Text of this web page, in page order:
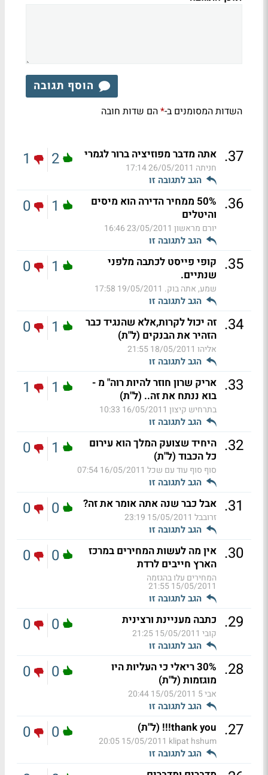
הוסף תגובה
השדות המסומנים ב-*הם שדות חובה
37
. אתה מדבר מפוזיציה ברור לגמרי
חניתה 26/05/2011 17:14
הגב לתגובה זו
2
1
36
.
50% ממחיר הדירה הוא מיסים
והיטלים
יורם מראשון 23/05/2011 16:46
הגב לתגובה זו
1
0
35
. קופי פייסט לכתבה מלפני
שנתיים.
שמע, אתה בוק. 19/05/2011 17:58
הגב לתגובה זו
1
0
34
. זה יכול לקרות,אלא שהנגיד כבר
הזהיר את הבנקים (ל"ת)
אליהו 18/05/2011 21:55
הגב לתגובה זו
1
0
33
. אריק שרון חוזר להיות רוה" מ -
בוא ננתח את זה.. (ל"ת)
בתרחיש קיצון 16/05/2011 10:33
הגב לתגובה זו
1
1
32
. היחיד שצועק המלך הוא עירום
כל הכבוד (ל"ת)
סוף סוף עוד עם שכל 16/05/2011 07:54
הגב לתגובה זו
1
0
31
. אבל כבר שנה אתה אומר את זה?
זרובבל 15/05/2011 23:19
הגב לתגובה זו
0
0
30
. אין מה לעשות המחירים במרכז
הארץ חייבים לרדת
המחירים עלו בהגזמה
15/05/2011 21:55
הגב לתגובה זו
0
0
29
. כתבה מעניינת ורצינית
קובי 15/05/2011 21:25
הגב לתגובה זו
0
0
28
.
30% ריאלי כי העליות היו
מוגזמות (ל"ת)
אבי 5 15/05/2011 20:44
הגב לתגובה זו
0
0
27
. thank you!!! (ל"ת)
klipat hshum
15/05/2011 20:05
הגב לתגובה זו
0
0